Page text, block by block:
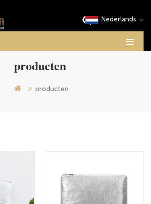
Nederlands
producten
producten